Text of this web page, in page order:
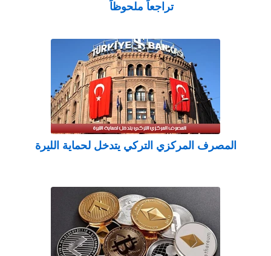
تراجعاً ملحوظاً
المصرف المركزي التركي يتدخل لحماية الليرة